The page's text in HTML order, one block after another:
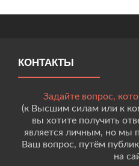
КОНТАКТЫ
Задайте вопрос,
(к Высшим силам или к
вы хотите получить
является личным, но мы
Ваш вопрос, путём
на